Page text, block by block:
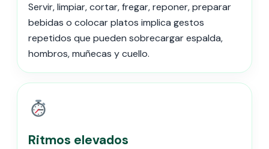
Servir, limpiar, cortar, fregar, reponer, preparar
bebidas o colocar platos implica gestos
repetidos que pueden sobrecargar espalda,
hombros, muñecas y cuello.
Ritmos elevados